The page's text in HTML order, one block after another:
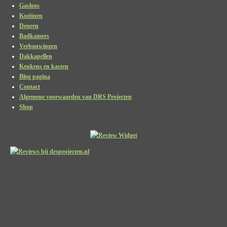
Gasloos
Kozijnen
Deuren
Badkamers
Verbouwingen
Dakkapellen
Keukens en kasten
Blog pagina
Contact
Algemene voorwaarden van DRS Projecten
Shop